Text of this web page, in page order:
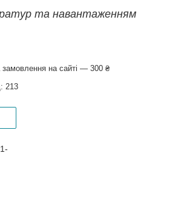
та навантаженням
замовлення на сайті — 300 ₴
213